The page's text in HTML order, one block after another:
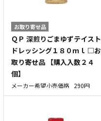
お取り寄せ品
ＱＰ 深煎りごまゆずテイスト
ドレッシング１８０ｍｌ □お
取り寄せ品 【購入入数２４
個】
メーカー希望小売価格 290円